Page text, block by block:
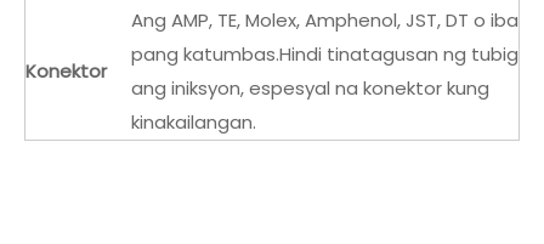
Konektor
Ang AMP, TE, Molex, Amphenol, JST, DT o iba
pang katumbas.Hindi tinatagusan ng tubig
ang iniksyon, espesyal na konektor kung
kinakailangan.